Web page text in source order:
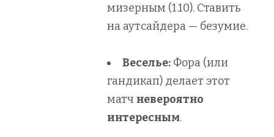
мизерным (1.10). Ставить
на аутсайдера — безумие.
Веселье: Фора (или
гандикап) делает этот
матч невероятно
интересным.